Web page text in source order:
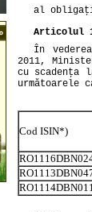
al
Articolul
În
2011,
cu scadenţa
următoarele
Cod ISIN*)
RO1114DBN011